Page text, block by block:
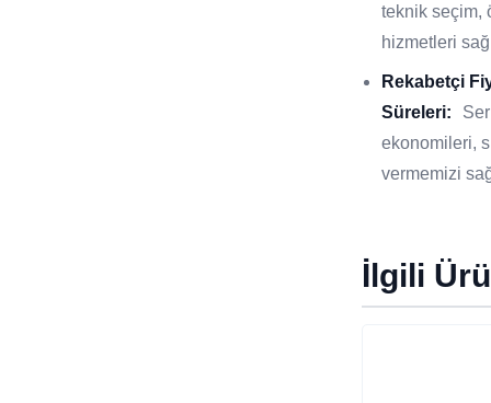
teknik seçim,
hizmetleri
Rekabetçi
Süreleri:
ekonomileri,
vermemizi
İlgili